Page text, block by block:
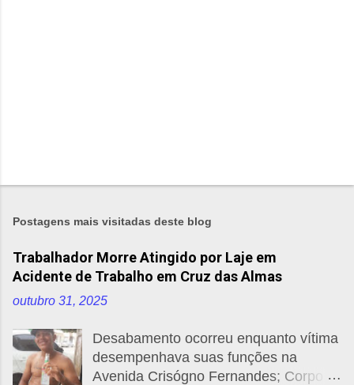
Postagens mais visitadas deste blog
Trabalhador Morre Atingido por Laje em
Acidente de Trabalho em Cruz das Almas
outubro 31, 2025
Desabamento ocorreu enquanto vítima
desempenhava suas funções na
Avenida Crisógno Fernandes; Corpo